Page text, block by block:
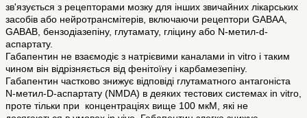
зв'язується з рецепторами мозку для інших звичайних лікарських
засобів або нейротрансмітерів, включаючи рецептори GABAА,
GABAВ, бензодіазепіну, глутамату, гліцину або N-метил-d-
аспартату.
Габапентин не взаємодіє з натрієвими каналами in vitro і таким
чином він відрізняється від фенітоїну і карбамезепіну.
Габапентин частково знижує відповіді глутаматного антагоніста
N-метил-D-аспартату (NMDA) в деяких тестових системах in vitro,
проте тільки при концентраціях вище 100 мкМ, які не